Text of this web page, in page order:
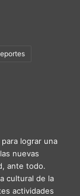
lograr una
nuevas
ante todo.
cultural de la
actividades